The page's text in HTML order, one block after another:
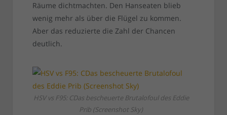
Räume dichtmachten. Den Hanseaten blieb
wenig mehr als über die Flügel zu kommen.
Aber das reduzierte die Zahl der Chancen
deutlich.
HSV vs F95: CDas bescheuerte Brutalofoul des Eddie
Prib (Screenshot Sky)